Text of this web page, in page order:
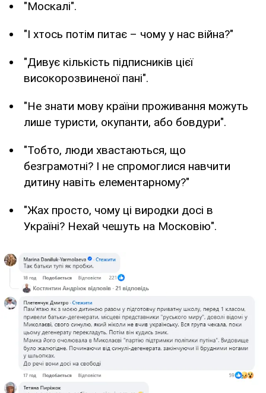
"Москалі".
"І хтось потім питає – чому у нас війна?"
"Дивує кількість підписників цієї
високорозвиненої пані".
"Не знати мову країни проживання можуть
лише туристи, окупанти, або бовдури".
"Тобто, люди хвастаються, що
безграмотні? І не спромоглися навчити
дитину навіть елементарному?"
"Жах просто, чому ці виродки досі в
Україні? Нехай чешуть на Московію".